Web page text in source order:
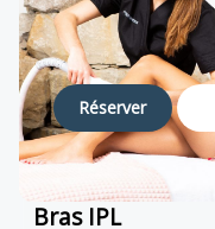
Réserver
Bras IPL